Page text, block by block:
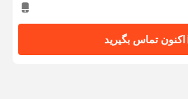
اکنون تماس بگیرید